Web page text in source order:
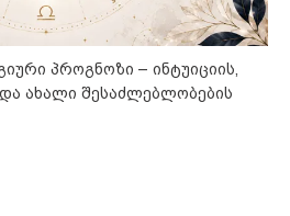
პროგნოზი – ინტუიციის,
ახალი შესაძლებლობების